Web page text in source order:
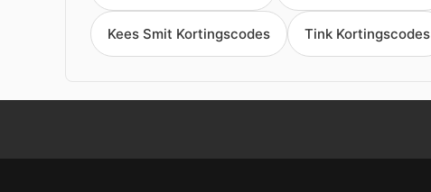
Kees Smit Kortingscodes Tink Kortingscodes